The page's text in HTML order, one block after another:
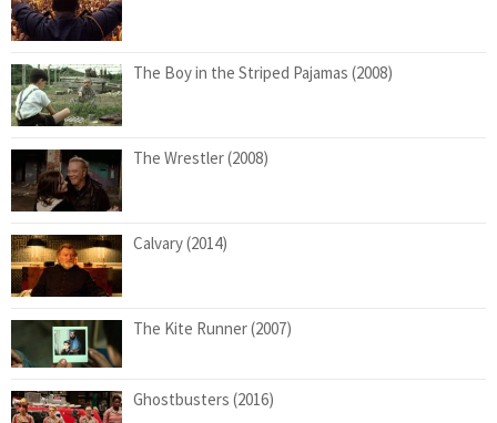
The Boy in the Striped Pajamas (2008)
The Wrestler (2008)
Calvary (2014)
The Kite Runner (2007)
Ghostbusters (2016)